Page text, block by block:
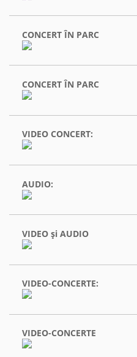
CONCERT ÎN PARC
CONCERT ÎN PARC
VIDEO CONCERT:
AUDIO:
VIDEO şi AUDIO
VIDEO-CONCERTE:
VIDEO-CONCERTE